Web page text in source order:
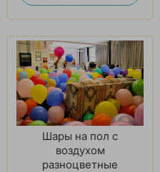
Шары на пол с
воздухом
разноцветные